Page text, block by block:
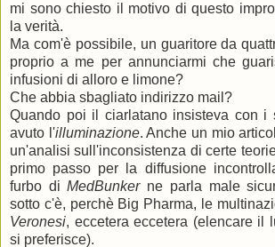
mi sono chiesto il motivo di questo
la verità.
Ma com'è possibile, un guaritore da
proprio a me per annunciarmi che
infusioni di alloro e limone?
Che abbia sbagliato indirizzo mail?
Quando poi il ciarlatano insisteva con i
avuto l'illuminazione. Anche un mio
un'analisi sull'inconsistenza di certe
primo passo per la diffusione
furbo diMedBunker ne parla male
sotto c'è, perchè Big Pharma, le
Veronesi, eccetera eccetera (elencare il
si preferisce).